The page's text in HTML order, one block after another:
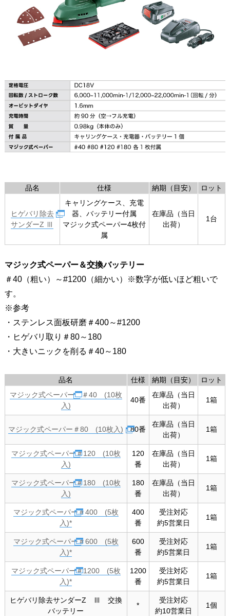
品名 仕様 納期（目安） ロット
ヒゲバリ除去
サンダーZ Ⅲ
キャリングケース、充電
器、バッテリー付属
マジック式ペーパー4枚付
属
在庫品（当日
出荷）
1台
マジック式ペーパー＆交換バッテリー
＃40（粗い）～#1200（細かい）※数字が低いほど粗いで
す。
※参考
・ステンレス面板研磨＃400～#1200
・ヒゲバリ取り＃80～180
・大きいニックを削る＃40～180
品名 仕様 納期（目安）
ロット
マジック式ペーパー ＃40 (10枚
入)
40番
在庫品（当日
出荷）
1箱
マジック式ペーパー＃80 (10枚入) 80番
在庫品（当日
出荷）
1箱
マジック式ペーパー＃120 (10枚
入)
120
番
在庫品（当日
出荷）
1箱
マジック式ペーパー＃180 (10枚
入)
180
番
在庫品（当日
出荷）
1箱
マジック式ペーパー＃400 (5枚
入)*
400
番
受注対応
約5営業日
1箱
マジック式ペーパー＃600 (5枚
入)*
600
番
受注対応
約5営業日
1箱
マジック式ペーパー＃1200 (5枚
入)*
1200
番
受注対応
約5営業日
1箱
ヒゲバリ除去サンダーZ Ⅲ 交換
バッテリー
*
受注対応
約10営業日
1個